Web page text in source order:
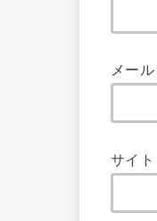
メール
サイト